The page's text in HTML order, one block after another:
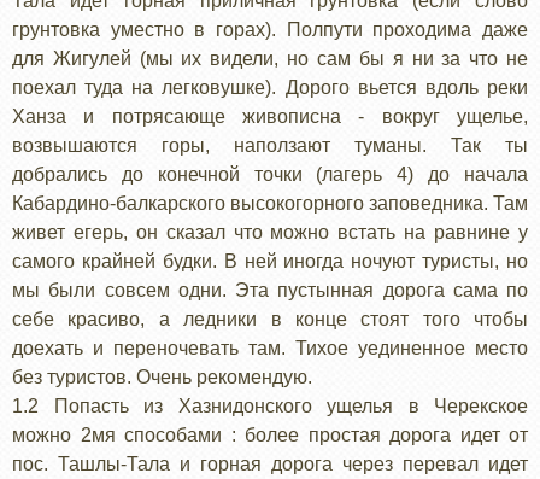
грунтовка уместно в горах). Полпути проходима даже
для Жигулей (мы их видели, но сам бы я ни за что не
поехал туда на легковушке). Дорого вьется вдоль реки
Ханза и потрясающе живописна - вокруг ущелье,
возвышаются горы, наползают туманы. Так ты
добрались до конечной точки (лагерь 4) до начала
Кабардино-балкарского высокогорного заповедника. Там
живет егерь, он сказал что можно встать на равнине у
самого крайней будки. В ней иногда ночуют туристы, но
мы были совсем одни. Эта пустынная дорога сама по
себе красиво, а ледники в конце стоят того чтобы
доехать и переночевать там. Тихое уединенное место
без туристов. Очень рекомендую.
1.2 Попасть из Хазнидонского ущелья в Черекское
можно 2мя способами : более простая дорога идет от
пос. Ташлы-Тала и горная дорога через перевал идет